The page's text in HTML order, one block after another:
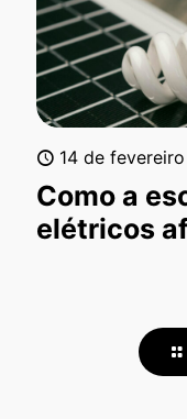
14 de
Como a
elétricos